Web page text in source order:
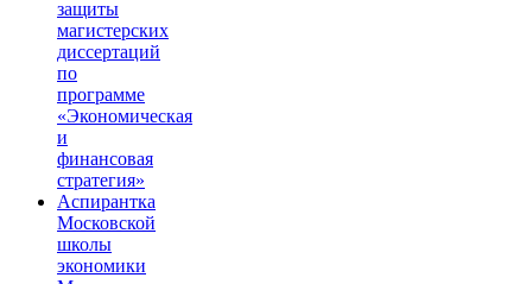
защиты
магистерских
диссертаций
по
программе
«Экономическая
и
финансовая
стратегия»
Аспирантка
Московской
школы
экономики